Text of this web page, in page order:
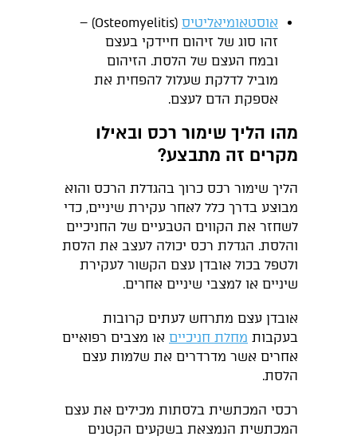
אוסטאומיאליטיס
(Osteomyelitis) –
זהו סוג של זיהום חיידקי בעצם
ובמח העצם של הלסת. הזיהום
מוביל לדלקת שעלול להפחית את
אספקת הדם לעצם.
מהו הליך שימור רכס ובאילו
מקרים זה מתבצע?
הליך שימור רכס כרוך בהגדלת הרכס והוא
מבוצע בדרך כלל לאחר עקירת שיניים, כדי
לשחזר את הקווים הטבעיים של החניכיים
והלסת. הגדלת רכס יכולה לעצב את הלסת
ולטפל בכול אובדן עצם הקשור לעקירת
שיניים או למצבי שיניים אחרים.
אובדן עצם מתרחש לעתים קרובות
בעקבות מחלת חניכיים או מצבים רפואיים
אחרים אשר מדרדרים את שלמות עצם
הלסת.
רכסי המכתשית בלסתות מכילים את עצם
המכתשית הנמצאת בשקעים הקטנים